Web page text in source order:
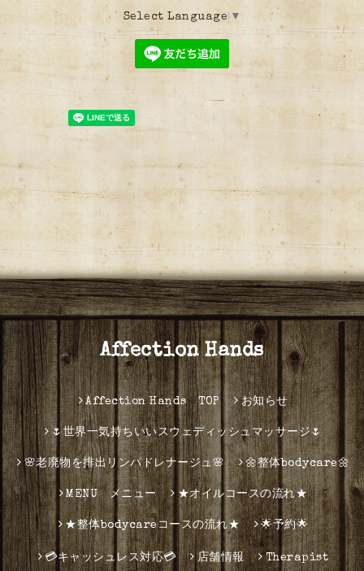
Select Language ▼
Affection Hands
Affection Hands TOP お知らせ
🌷世界一気持ちいいスウェディッシュマッサージ🌷
🌸老廃物を排出リンパドレナージュ🌸 🌼整体bodycare🌼
MENU メニュー ★オイルコースの流れ★
★整体bodycareコースの流れ★ 🌟予約🌟
💳キャッシュレス対応💳 店舗情報 Therapist